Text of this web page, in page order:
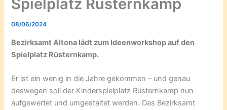
Spielplatz Rüsternkamp
08/06/2024
Bezirksamt Altona lädt zum Ideenworkshop auf den
Spielplatz Rüsternkamp.
Er ist ein wenig in die Jahre gekommen – und genau
deswegen soll der Kinderspielplatz Rüsternkamp nun
aufgewertet und umgestaltet werden. Das Bezirksamt